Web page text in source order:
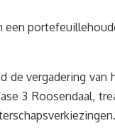
een
de vergadering van
3 Roosendaal,